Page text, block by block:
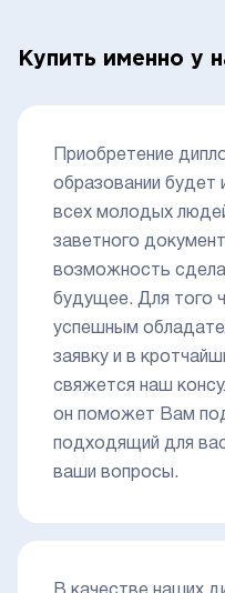
Купить именно у
Приобретение
образовании будет
всех молодых
заветного
возможность
будущее. Для того
успешным
заявку и в
свяжется наш
он поможет Вам
подходящий для
ваши вопросы.